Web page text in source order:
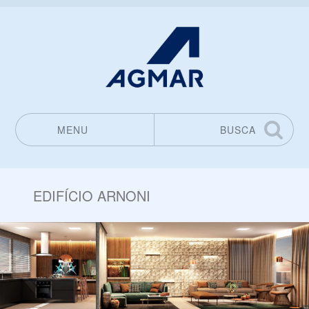
MENU
BUSCA
EDIFÍCIO ARNONI